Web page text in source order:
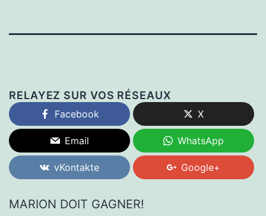
RELAYEZ SUR VOS RÉSEAUX
Facebook X
Email WhatsApp
vKontakte Google+
MARION DOIT GAGNER!